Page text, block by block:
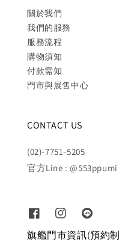
關於我們
我們的服務
服務流程
購物須知
付款需知
門市與展售中心
CONTACT US
(02)-7751-5205
官方Line : @553ppumi
旗艦門市資訊(預約制